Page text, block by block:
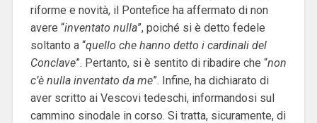
riforme e novità, il Pontefice ha affermato di non
avere “inventato nulla”, poiché si è detto fedele
soltanto a “quello che hanno detto i cardinali del
Conclave”. Pertanto, si è sentito di ribadire che “non
c’è nulla inventato da me”. Infine, ha dichiarato di
aver scritto ai Vescovi tedeschi, informandosi sul
cammino sinodale in corso. Si tratta, sicuramente, di